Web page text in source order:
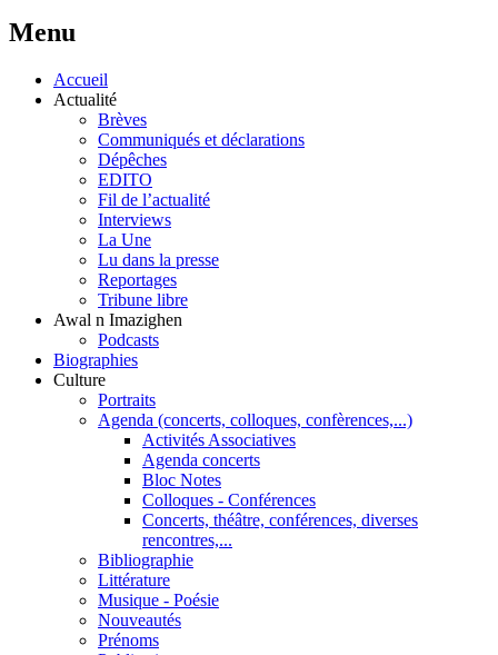
Menu
Accueil
Actualité
Brèves
Communiqués et déclarations
Dépêches
EDITO
Fil de l’actualité
Interviews
La Une
Lu dans la presse
Reportages
Tribune libre
Awal n Imazighen
Podcasts
Biographies
Culture
Portraits
Agenda (concerts, colloques, confèrences,...)
Activités Associatives
Agenda concerts
Bloc Notes
Colloques - Conférences
Concerts, théâtre, conférences, diverses
rencontres,...
Bibliographie
Littérature
Musique - Poésie
Nouveautés
Prénoms